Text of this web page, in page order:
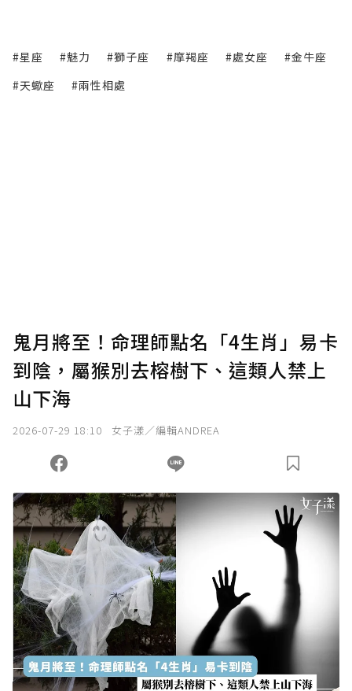
#星座 #魅力 #獅子座 #摩羯座 #處女座
#金牛座
#天蠍座
#兩性相處
鬼月將至！命理師點名「4生肖」易卡
到陰，屬猴別去榕樹下、這類人禁上
山下海
2026-07-29 18:10 女子漾／編輯ANDREA